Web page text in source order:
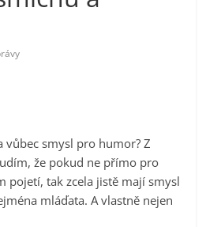
vůbec smysl pro humor? Z
že pokud ne přímo pro
pojetí, tak zcela jistě mají smysl
mláďata. A vlastně nejen